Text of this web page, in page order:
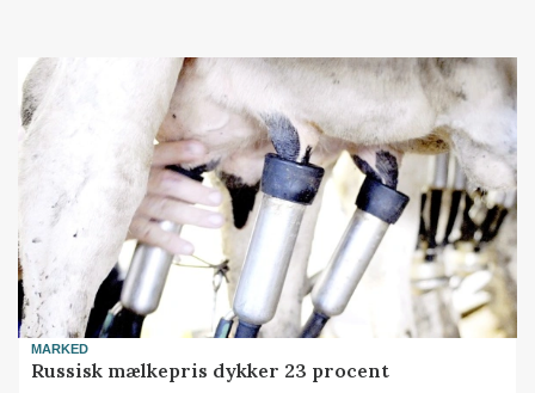
MARKED
Russisk mælkepris dykker 23 procent